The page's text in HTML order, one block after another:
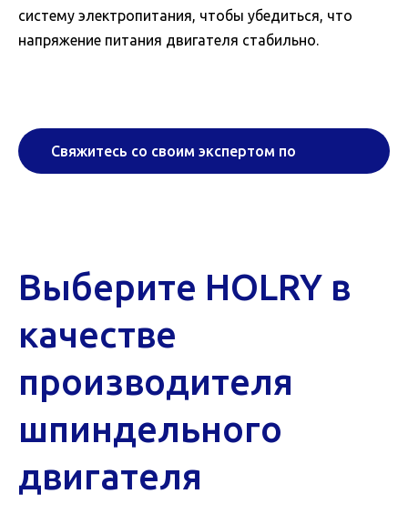
систему электропитания, чтобы убедиться, что
напряжение питания двигателя стабильно.
Свяжитесь со своим экспертом по
Выберите HOLRY в
качестве
производителя
шпиндельного
двигателя